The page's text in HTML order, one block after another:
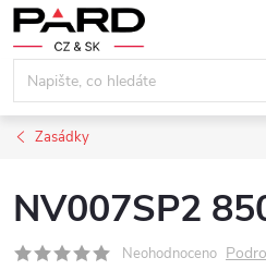
Přejít
na
obsah
Zasádky
NV007SP2
Neohodnoceno